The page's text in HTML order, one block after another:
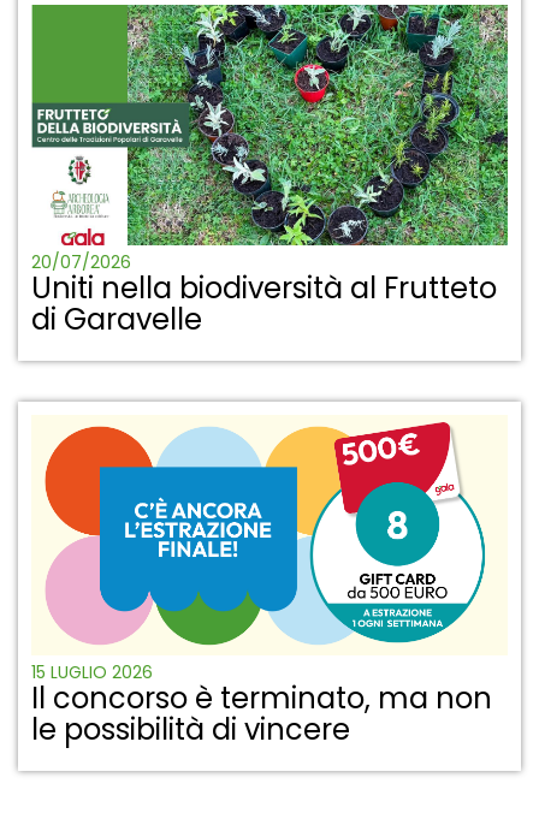
20/07/2026
Uniti nella biodiversità al Frutteto
di Garavelle
15 LUGLIO 2026
Il concorso è terminato, ma non
le possibilità di vincere